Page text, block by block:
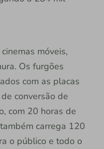
móveis,
Os furgões
com as placas
conversão de
com 20 horas de
carrega 120
o público e todo o